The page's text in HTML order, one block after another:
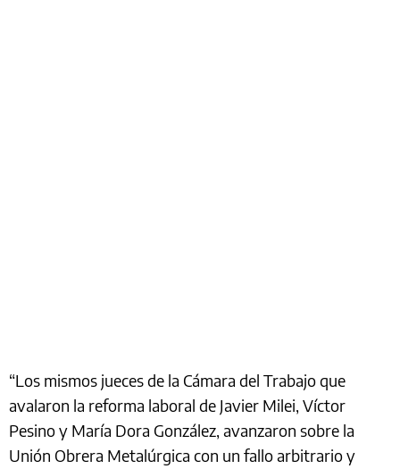
“Los mismos jueces de la Cámara del Trabajo que
avalaron la reforma laboral de Javier Milei, Víctor
Pesino y María Dora González, avanzaron sobre la
Unión Obrera Metalúrgica con un fallo arbitrario y